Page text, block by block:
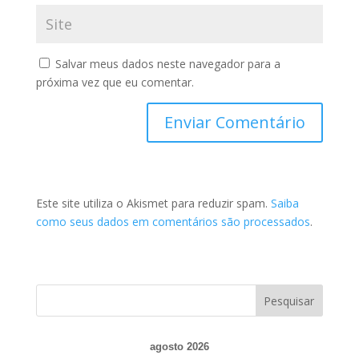
Salvar meus dados neste navegador para a
próxima vez que eu comentar.
Este site utiliza o Akismet para reduzir spam. Saiba
como seus dados em comentários são processados.
agosto 2026